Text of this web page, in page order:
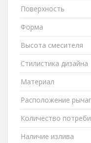
Поверхность
Форма
Высота смесителя
Стилистика дизайна
Материал
Расположение
Количество
Наличие излива